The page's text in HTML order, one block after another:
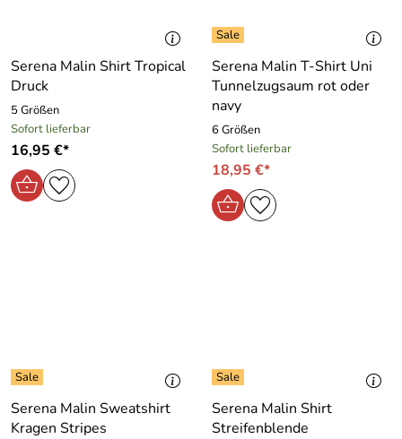
Serena Malin Shirt Tropical
Druck
5 Größen
Sofort lieferbar
16,95 €*
Serena Malin T-Shirt Uni
Tunnelzugsaum rot oder
navy
6 Größen
Sofort lieferbar
18,95 €*
Serena Malin Sweatshirt
Kragen Stripes
Serena Malin Shirt
Streifenblende